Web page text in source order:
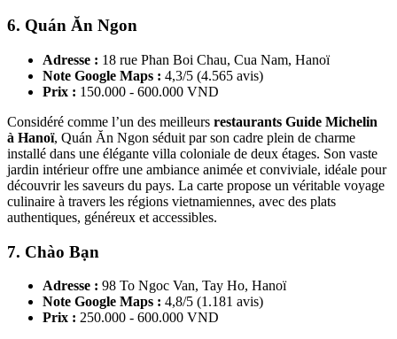
6. Quán Ăn Ngon
Adresse : 18 rue Phan Boi Chau, Cua Nam, Hanoï
Note Google Maps : 4,3/5 (4.565 avis)
Prix : 150.000 - 600.000 VND
Considéré comme l’un des meilleurs restaurants Guide Michelin
à Hanoï, Quán Ăn Ngon séduit par son cadre plein de charme
installé dans une élégante villa coloniale de deux étages. Son vaste
jardin intérieur offre une ambiance animée et conviviale, idéale pour
découvrir les saveurs du pays. La carte propose un véritable voyage
culinaire à travers les régions vietnamiennes, avec des plats
authentiques, généreux et accessibles.
7. Chào Bạn
Adresse : 98 To Ngoc Van, Tay Ho, Hanoï
Note Google Maps : 4,8/5 (1.181 avis)
Prix : 250.000 - 600.000 VND